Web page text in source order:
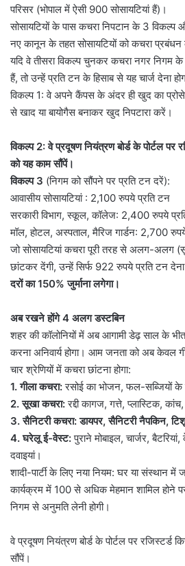
परिसर (भोपाल में ऐसी 900 सोसायटियां हैं)।
सोसायटियों के पास कचरा निपटान के 3 विकल्प
नए कानून के तहत सोसायटियों को कचरा प्रबंधन
यदि वे तीसरा विकल्प चुनकर कचरा नगर निगम
हैं, तो उन्हें प्रति टन के हिसाब से यह चार्ज देना
विकल्प 1: वे अपने कैंपस के अंदर ही खुद का
से खाद या बायोगैस बनाकर खुद निपटारा करें।
विकल्प 2: वे प्रदूषण नियंत्रण बोर्ड के पोर्टल पर
को यह काम सौंपें।
विकल्प 3 (निगम को सौंपने पर प्रति टन दरें):
आवासीय सोसायटियां : 2,100 रुपये प्रति टन
सरकारी विभाग, स्कूल, कॉलेज: 2,400 रुपये
मॉल, होटल, अस्पताल, मैरिज गार्डन: 2,700
जो सोसायटियां कचरा पूरी तरह से अलग-अलग
छांटकर देंगी, उन्हें सिर्फ 922 रुपये प्रति टन
दरों का 150% जुर्माना लगेगा।
अब रखने होंगे 4 अलग डस्टबिन
शहर की कॉलोनियों में अब आगामी डेढ़ साल के
करना अनिवार्य होगा। आम जनता को अब केवल
चार श्रेणियों में कचरा छांटना होगा:
1. गीला कचरा:रसोई का भोजन, फल-सब्जियों
2. सूखा कचरा:रद्दी कागज, गत्ते, प्लास्टिक,
3. सैनिटरी कचरा: डायपर, सैनिटरी नैपकिन,
4. घरेलू ई-वेस्ट:पुराने मोबाइल, चार्जर,
दवाइयां।
शादी-पार्टी के लिए नया नियम: घर या संस्थान में
कार्यक्रम में 100 से अधिक मेहमान शामिल
निगम से अनुमति लेनी होगी।
वे प्रदूषण नियंत्रण बोर्ड के पोर्टल पर रजिस्टर्ड
सौंपें।